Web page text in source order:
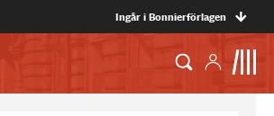
Ingår i Bonnierförlagen